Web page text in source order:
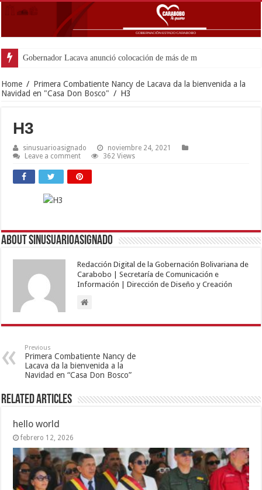
Gobernador Lacava anunció colocación de más de mil 500 tonelada
Home / Primera Combatiente Nancy de Lacava da la bienvenida a la
Navidad en "Casa Don Bosco" / H3
H3
sinusuarioasignado
noviembre 24, 2021
Leave a comment
362 Views
About sinusuarioasignado
Redacción Digital de la Gobernación Bolivariana de
Carabobo | Secretaría de Comunicación e
Información | Dirección de Diseño y Creación
Previous
Primera Combatiente Nancy de
Lacava da la bienvenida a la
Navidad en “Casa Don Bosco”
Related Articles
hello world
febrero 12, 2026